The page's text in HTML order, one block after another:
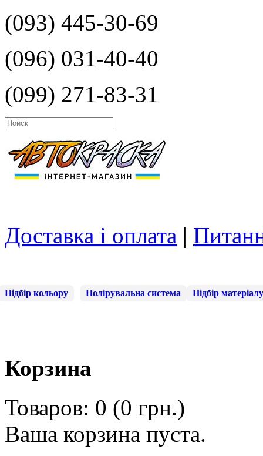
(093) 445-30-69
(096) 031-40-40
(099) 271-83-31
Доставка і оплата |
Підбір кольору Полірувальна система Підбір матеріалу
Корзина
Товаров: 0 (0 грн.)
Ваша корзина пуста.